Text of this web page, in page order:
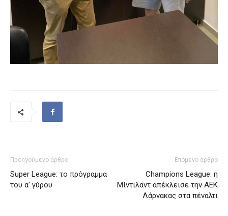
Προηγούμενο άρθρο
Super League: το πρόγραμμα
του α’ γύρου
Επόμενο άρθρο
Champions League: η
Μίντιλαντ απέκλεισε την ΑΕΚ
Λάρνακας στα πέναλτι